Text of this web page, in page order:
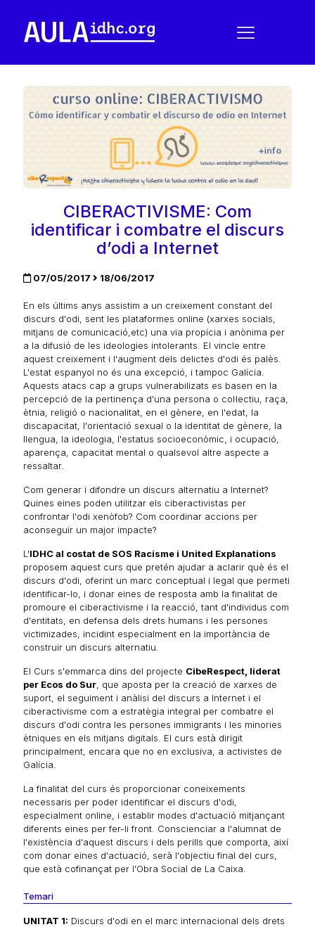
CIBERACTIVISME: Com
identificar i combatre el discurs
d’odi a Internet
07/05/2017 18/06/2017
En els últims anys assistim a un creixement constant del
discurs d'odi, sent les plataformes online (xarxes socials,
mitjans de comunicació,etc) una via propícia i anònima per
a la difusió de les ideologies intolerants. El vincle entre
aquest creixement i l'augment dels delictes d'odi és palès.
L'estat espanyol no és una excepció, i tampoc Galícia.
Aquests atacs cap a grups vulnerabilizats es basen en la
percepció de la pertinença d'una persona o col·lectiu, raça,
ètnia, religió o nacionalitat, en el gènere, en l'edat, la
discapacitat, l'orientació sexual o la identitat de gènere, la
llengua, la ideologia, l'estatus socioeconòmic, i ocupació,
aparença, capacitat mental o qualsevol altre aspecte a
ressaltar.
Com generar i difondre un discurs alternatiu a Internet?
Quines eines poden utilitzar els ciberactivistas per
confrontar l'odi xenòfob? Com coordinar accions per
aconseguir un major impacte?
L'IDHC al costat de SOS Racisme i United Explanations
proposem aquest curs que pretén ajudar a aclarir què és el
discurs d'odi, oferint un marc conceptual i legal que permeti
identificar-lo, i donar eines de resposta amb la finalitat de
promoure el ciberactivisme i la reacció, tant d'individus com
d'entitats, en defensa dels drets humans i les persones
victimizades, incidint especialment en la importància de
construir un discurs alternatiu.
El Curs s'emmarca dins del projecte CibeRespect, liderat
per Ecos do Sur , que aposta per la creació de xarxes de
suport, el seguiment i anàlisi del discurs a Internet i el
ciberactivisme com a estratègia integral per combatre el
discurs d'odi contra les persones immigrants i les minories
ètniques en els mitjans digitals. El curs està dirigit
principalment, encara que no en exclusiva, a activistes de
Galícia.
La finalitat del curs és proporcionar coneixements
necessaris per poder identificar el discurs d'odi,
especialment online, i establir modes d'actuació mitjançant
diferents eines per fer-li front. Conscienciar a l'alumnat de
l'existència d'aquest discurs i dels perills que comporta, així
com donar eines d'actuació, serà l'objectiu final del curs,
que està cofinançat per l'Obra Social de La Caixa.
Temari
UNITAT 1: Discurs d'odi en el marc internacional dels drets